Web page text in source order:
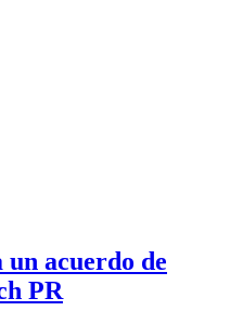
acuerdo de
PR